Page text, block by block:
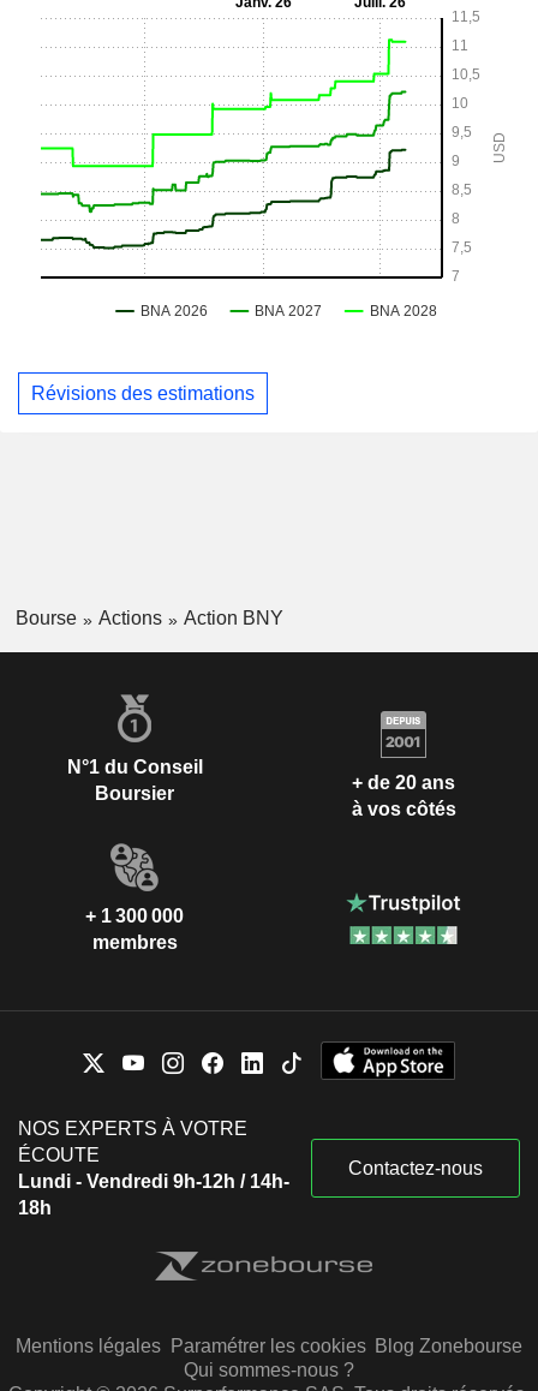
Révisions des estimations
Bourse Actions Action BNY
N°1 du Conseil
Boursier
+ de 20 ans
à vos côtés
+ 1 300 000
membres
NOS EXPERTS À VOTRE
ÉCOUTE
Lundi - Vendredi 9h-12h / 14h-
18h
Contactez-nous
Mentions légales Paramétrer les cookies Blog Zonebourse
Qui sommes-nous ?